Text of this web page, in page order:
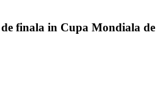
finala in Cupa Mondiala de